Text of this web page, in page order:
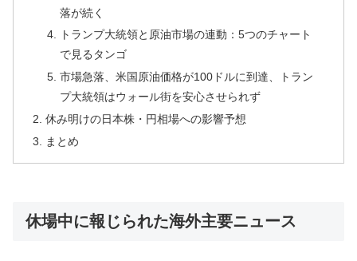
落が続く
トランプ大統領と原油市場の連動：5つのチャート
で見るタンゴ
市場急落、米国原油価格が100ドルに到達、トラン
プ大統領はウォール街を安心させられず
休み明けの日本株・円相場への影響予想
まとめ
休場中に報じられた海外主要ニュース